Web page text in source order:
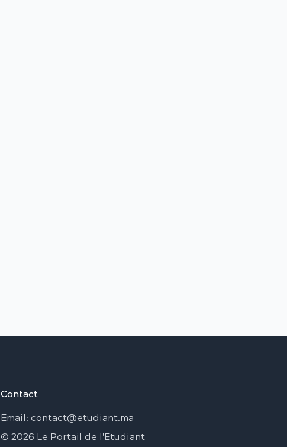
Contact
Email: contact@etudiant.ma
© 2026 Le Portail de l'Etudiant